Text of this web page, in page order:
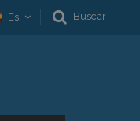
Es Buscar